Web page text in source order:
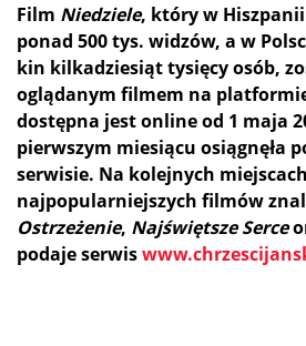
Film Niedziele, który w
ponad 500 tys. widzów, a w
kin kilkadziesiąt tysięcy osób,
oglądanym filmem na
dostępna jest online od 1 maja
pierwszym miesiącu osiągnęła
serwisie. Na kolejnych
najpopularniejszych filmów
Ostrzeżenie, Najświętsze Serce
podaje serwis